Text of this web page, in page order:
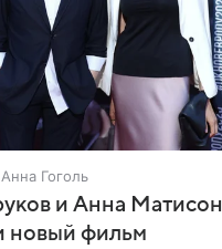
Анна Гоголь
и Анна Матисон
новый фильм